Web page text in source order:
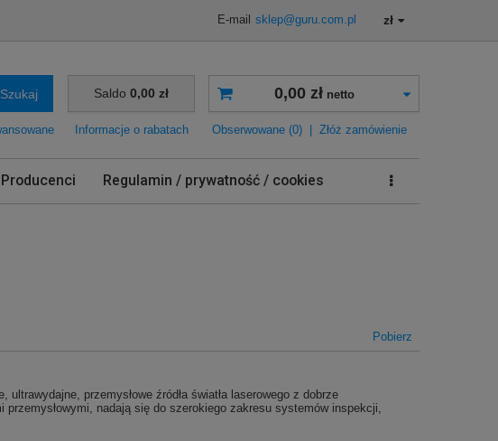
E-mail sklep@guru.com.pl zł
Szukaj Saldo 0,00 zł
Informacje o rabatach
0,00 złnetto
Obserwowane (0) Złóż zamówienie
Producenci Regulamin / prywatność / cookies
Pobierz
przemysłowe źródła światła laserowego z dobrze
nadają się do szerokiego zakresu systemów inspekcji,